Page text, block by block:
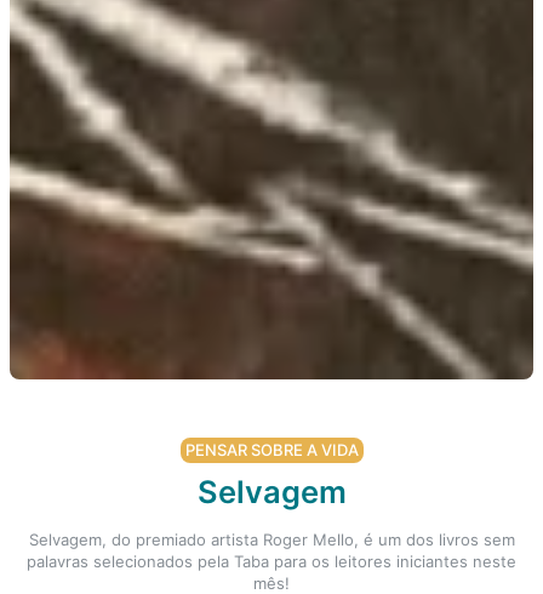
PENSAR SOBRE A VIDA
Selvagem
Selvagem, do premiado artista Roger Mello, é um dos livros sem
palavras selecionados pela Taba para os leitores iniciantes neste
mês!